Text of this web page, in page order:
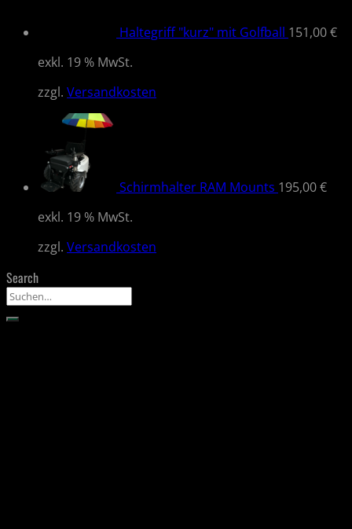
Haltegriff "kurz" mit Golfball 151,00€
exkl. 19 % MwSt.
zzgl. Versandkosten
Schirmhalter RAM Mounts 195,00€
exkl. 19 % MwSt.
zzgl. Versandkosten
Search